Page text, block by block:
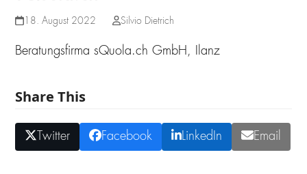
18. August 2022 Silvio Dietrich
Beratungsfirma sQuola.ch GmbH, Ilanz
Share This
Twitter Facebook LinkedIn Email